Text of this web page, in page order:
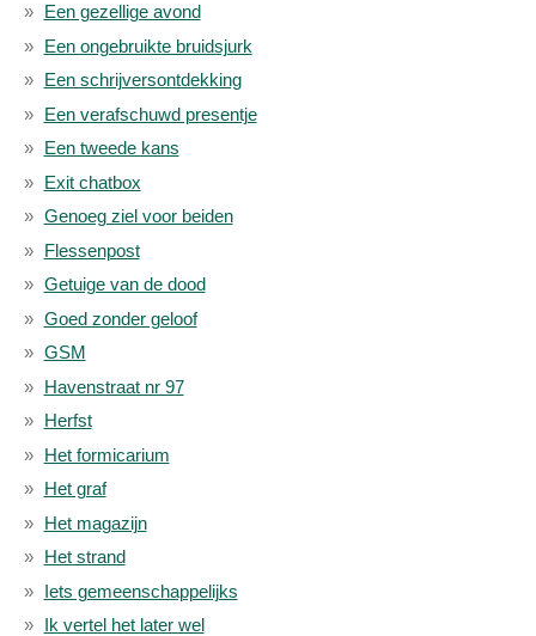
Een gezellige avond
Een ongebruikte bruidsjurk
Een schrijversontdekking
Een verafschuwd presentje
Een tweede kans
Exit chatbox
Genoeg ziel voor beiden
Flessenpost
Getuige van de dood
Goed zonder geloof
GSM
Havenstraat nr 97
Herfst
Het formicarium
Het graf
Het magazijn
Het strand
Iets gemeenschappelijks
Ik vertel het later wel